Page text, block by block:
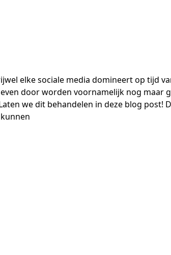
elke sociale media domineert op tijd
door worden voornamelijk nog
we dit behandelen in deze blog